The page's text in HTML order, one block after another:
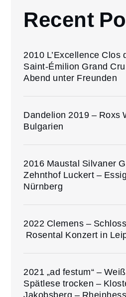
Recent
2010 L’Excellence Clos
Saint-Émilion Grand
Abend unter Freunden
Dandelion 2019 – Roxs
Bulgarien
2016 Maustal Silvaner
Zehnthof Luckert –
Nürnberg
2022 Clemens –
Rosental Konzert in
2021 „ad festum“ –
Spätlese trocken –
Jakobsberg –